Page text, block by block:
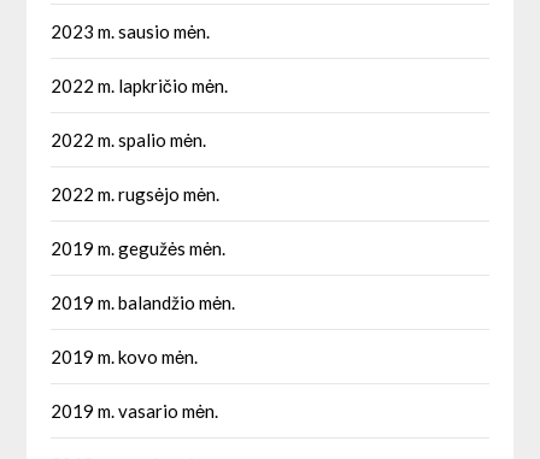
2023 m. sausio mėn.
2022 m. lapkričio mėn.
2022 m. spalio mėn.
2022 m. rugsėjo mėn.
2019 m. gegužės mėn.
2019 m. balandžio mėn.
2019 m. kovo mėn.
2019 m. vasario mėn.